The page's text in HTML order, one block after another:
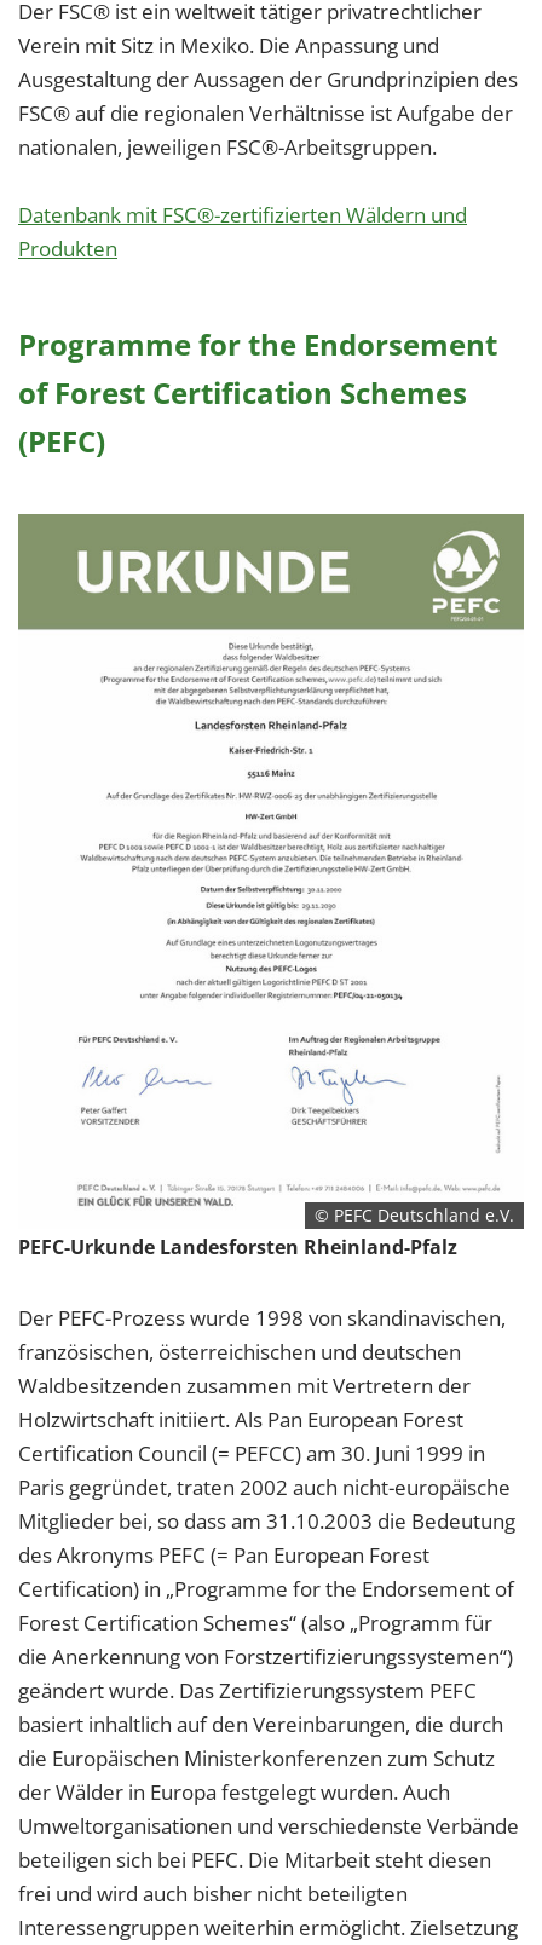
Der FSC® ist ein weltweit tätiger privatrechtlicher
Verein mit Sitz in Mexiko. Die Anpassung und
Ausgestaltung der Aussagen der Grundprinzipien des
FSC® auf die regionalen Verhältnisse ist Aufgabe der
nationalen, jeweiligen FSC®-Arbeitsgruppen.
Datenbank mit FSC®-zertifizierten Wäldern und
Produkten
Programme for the Endorsement
of Forest Certification Schemes
(PEFC)
© PEFC Deutschland e.V.
PEFC-Urkunde Landesforsten Rheinland-Pfalz
Der PEFC-Prozess wurde 1998 von skandinavischen,
französischen, österreichischen und deutschen
Waldbesitzenden zusammen mit Vertretern der
Holzwirtschaft initiiert. Als Pan European Forest
Certification Council (= PEFCC) am 30. Juni 1999 in
Paris gegründet, traten 2002 auch nicht-europäische
Mitglieder bei, so dass am 31.10.2003 die Bedeutung
des Akronyms PEFC (= Pan European Forest
Certification) in „Programme for the Endorsement of
Forest Certification Schemes“ (also „Programm für
die Anerkennung von Forstzertifizierungssystemen“)
geändert wurde. Das Zertifizierungssystem PEFC
basiert inhaltlich auf den Vereinbarungen, die durch
die Europäischen Ministerkonferenzen zum Schutz
der Wälder in Europa festgelegt wurden. Auch
Umweltorganisationen und verschiedenste Verbände
beteiligen sich bei PEFC. Die Mitarbeit steht diesen
frei und wird auch bisher nicht beteiligten
Interessengruppen weiterhin ermöglicht. Zielsetzung